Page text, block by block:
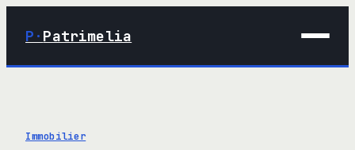
P· Patrimelia
Immobilier